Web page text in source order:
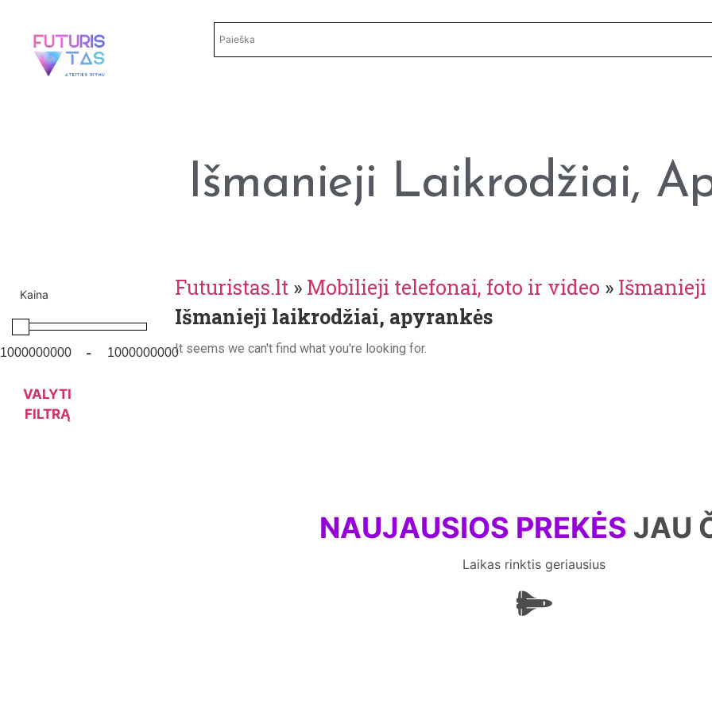
Išmanieji Laikrodžiai,
Kaina
-
VALYTI
FILTRĄ
Futuristas.lt » Mobilieji telefonai, foto ir video »
Išmanieji laikrodžiai, apyrankės
It seems we can't find what you're looking for.
NAUJAUSIOS PREKĖS JAU
Laikas rinktis geriausius